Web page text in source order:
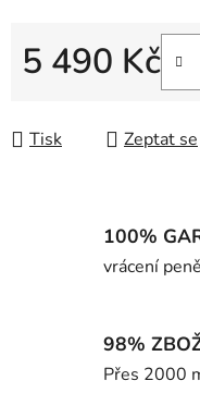
5 490 Kč
Tisk Zeptat se
100%
vrácení
98%
Přes 2000